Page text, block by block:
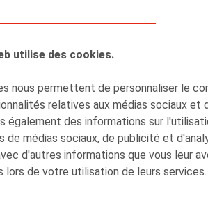
utilise des cookies.
nous permettent de personnaliser le
relatives aux médias sociaux et
également des informations sur
de médias sociaux, de publicité et
d'autres informations que vous leur
de votre utilisation de leurs services.
AUTEURS
Henri-
Lenaerts
Associé